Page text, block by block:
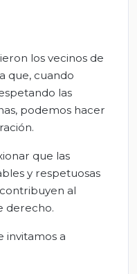
los vecinos de
que, cuando
las
podemos hacer
que las
y respetuosas
al
derecho.
invitamos a